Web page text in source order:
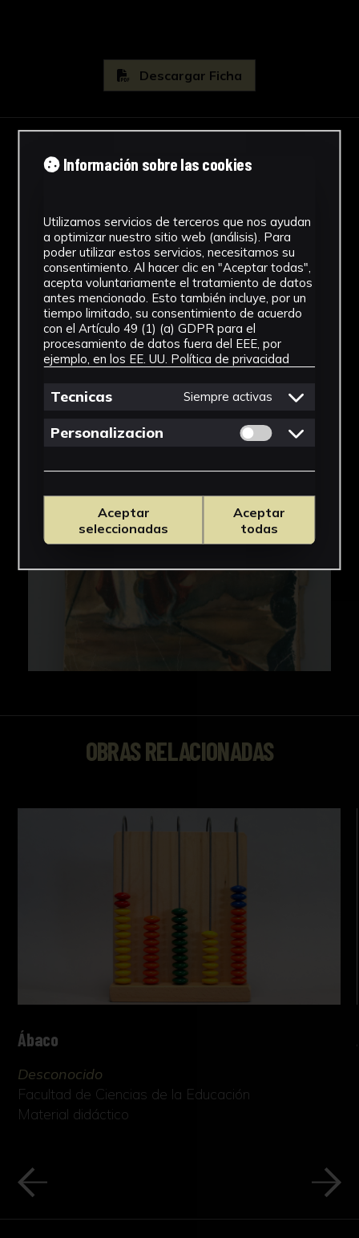
Descargar Ficha
IMÁGENES
OBRAS RELACIONADAS
Ábaco
Desconocido
Facultad de Ciencias de la Educación
Material didáctico
Información sobre las cookies
Utilizamos servicios de terceros que nos ayudan
a optimizar nuestro sitio web (análisis). Para
poder utilizar estos servicios, necesitamos su
consentimiento. Al hacer clic en "Aceptar todas",
acepta voluntariamente el tratamiento de datos
antes mencionado. Esto también incluye, por un
tiempo limitado, su consentimiento de acuerdo
con el Artículo 49 (1) (a) GDPR para el
procesamiento de datos fuera del EEE, por
ejemplo, en los EE. UU. Política de privacidad
Tecnicas Siempre activas
Personalizacion Permitir cookies
Aceptar
seleccionadas
Aceptar
todas